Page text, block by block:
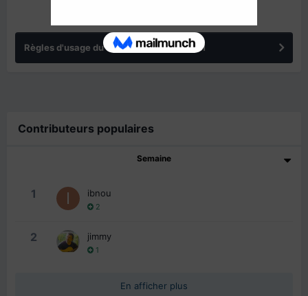
Règles d'usage du forum IMMIGRER.COM
Contributeurs populaires
Semaine
1 ibnou
2
2 jimmy
1
En afficher plus